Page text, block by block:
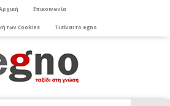
Επικοινωνία
των Cookies Τι είναι το egno